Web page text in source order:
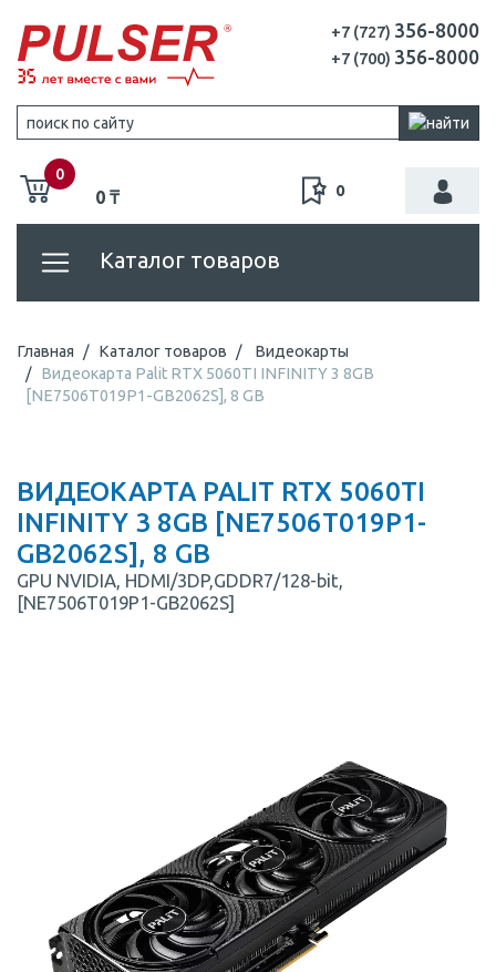
+7 (727) 356-8000
+7 (700) 356-8000
0
0 ₸ 0
Каталог товаров
Главная Каталог товаров
Видеокарты
Видеокарта Palit RTX 5060TI INFINITY 3 8GB
[NE7506T019P1-GB2062S], 8 GB
ВИДЕОКАРТА PALIT RTX 5060TI
INFINITY 3 8GB [NE7506T019P1-
GB2062S], 8 GB
GPU NVIDIA, HDMI/3DP,GDDR7/128-bit,
[NE7506T019P1-GB2062S]